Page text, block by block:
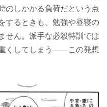
のしかかる負荷だという点
するときも、勉強や昼寝の
せん。派手な必殺特訓では
くしてしまう――この発想